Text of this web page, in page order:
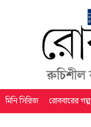
মিনি সিরিজ রোববারের গল্প